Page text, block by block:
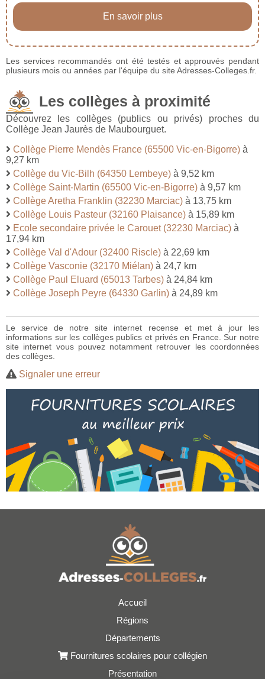
En savoir plus
Les services recommandés ont été testés et approuvés pendant
plusieurs mois ou années par l'équipe du site Adresses-Colleges.fr.
Les collèges à proximité
Découvrez les collèges (publics ou privés) proches du
Collège Jean Jaurès de Maubourguet.
Collège Pierre Mendès France (65500 Vic-en-Bigorre) à
9,27 km
Collège du Vic-Bilh (64350 Lembeye) à 9,52 km
Collège Saint-Martin (65500 Vic-en-Bigorre) à 9,57 km
Collège Aretha Franklin (32230 Marciac) à 13,75 km
Collège Louis Pasteur (32160 Plaisance) à 15,89 km
Ecole secondaire privée le Carouet (32230 Marciac) à
17,94 km
Collège Val d'Adour (32400 Riscle) à 22,69 km
Collège Vasconie (32170 Miélan) à 24,7 km
Collège Paul Eluard (65013 Tarbes) à 24,84 km
Collège Joseph Peyre (64330 Garlin) à 24,89 km
Le service de notre site internet recense et met à jour les
informations sur les collèges publics et privés en France. Sur notre
site internet vous pouvez notamment retrouver les coordonnées
des collèges.
Signaler une erreur
Accueil
Régions
Départements
Fournitures scolaires pour collégien
Présentation